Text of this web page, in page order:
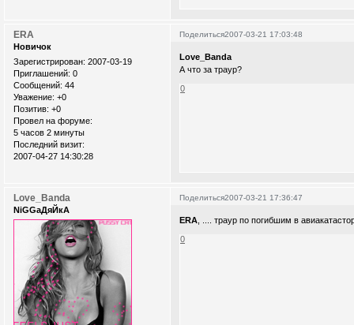
Поделиться2007-03-21 17:03:48
ERA
Новичок
Зарегистрирован: 2007-03-19
Приглашений: 0
Сообщений: 44
Уважение: +0
Позитив: +0
Провел на форуме:
5 часов 2 минуты
Последний визит:
2007-04-27 14:30:28
Love_Banda
А что за траур?
0
Поделиться2007-03-21 17:36:47
Love_Banda
NiGGaДяЙкА
ERA , .... траур по погибшим в
0